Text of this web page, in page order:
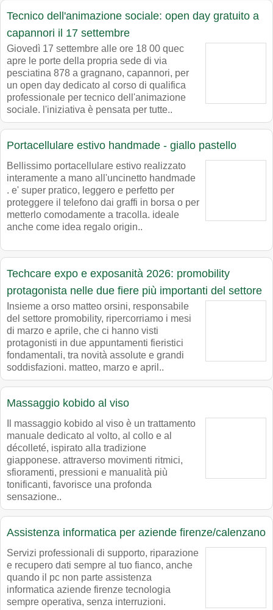
Tecnico dell'animazione sociale: open day gratuito a
capannori il 17 settembre
Giovedì 17 settembre alle ore 18 00 quec
apre le porte della propria sede di via
pesciatina 878 a gragnano, capannori, per
un open day dedicato al corso di qualifica
professionale per tecnico dell'animazione
sociale. l'iniziativa è pensata per tutte..
Portacellulare estivo handmade - giallo pastello
Bellissimo portacellulare estivo realizzato
interamente a mano all'uncinetto handmade
. e' super pratico, leggero e perfetto per
proteggere il telefono dai graffi in borsa o per
metterlo comodamente a tracolla. ideale
anche come idea regalo origin..
Techcare expo e exposanità 2026: promobility
protagonista nelle due fiere più importanti del settore
Insieme a orso matteo orsini, responsabile
del settore promobility, ripercorriamo i mesi
di marzo e aprile, che ci hanno visti
protagonisti in due appuntamenti fieristici
fondamentali, tra novità assolute e grandi
soddisfazioni. matteo, marzo e april..
Massaggio kobido al viso
Il massaggio kobido al viso è un trattamento
manuale dedicato al volto, al collo e al
décolleté, ispirato alla tradizione
giapponese. attraverso movimenti ritmici,
sfioramenti, pressioni e manualità più
tonificanti, favorisce una profonda
sensazione..
Assistenza informatica per aziende firenze/calenzano
Servizi professionali di supporto, riparazione
e recupero dati sempre al tuo fianco, anche
quando il pc non parte assistenza
informatica aziende firenze tecnologia
sempre operativa, senza interruzioni.